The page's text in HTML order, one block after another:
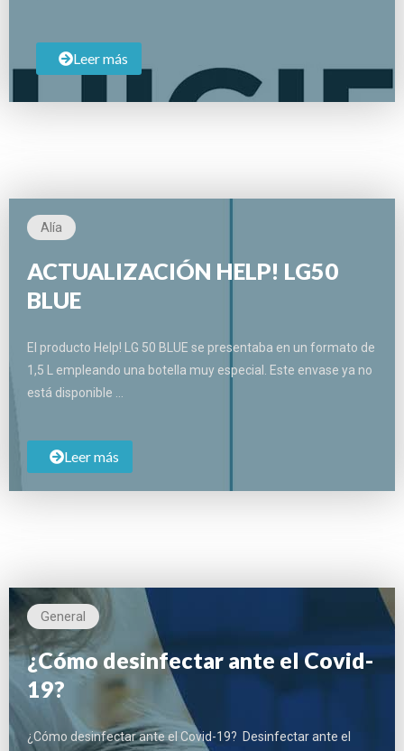
Leer más
Alía
ACTUALIZACIÓN HELP! LG50
BLUE
El producto Help! LG 50 BLUE se presentaba en un formato de
1,5 L empleando una botella muy especial. Este envase ya no
está disponible …
Leer más
General
¿Cómo desinfectar ante el Covid-
19?
¿Cómo desinfectar ante el Covid-19? Desinfectar ante el